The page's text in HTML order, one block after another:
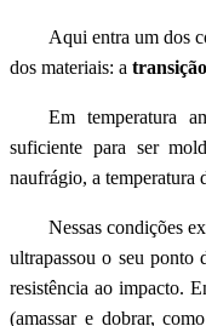
Aqui entra um dos
dos materiais: a
Em temperatura
suficiente para ser
naufrágio, a temperatura
Nessas condições
ultrapassou o seu ponto
resistência ao impacto.
(amassar e dobrar,